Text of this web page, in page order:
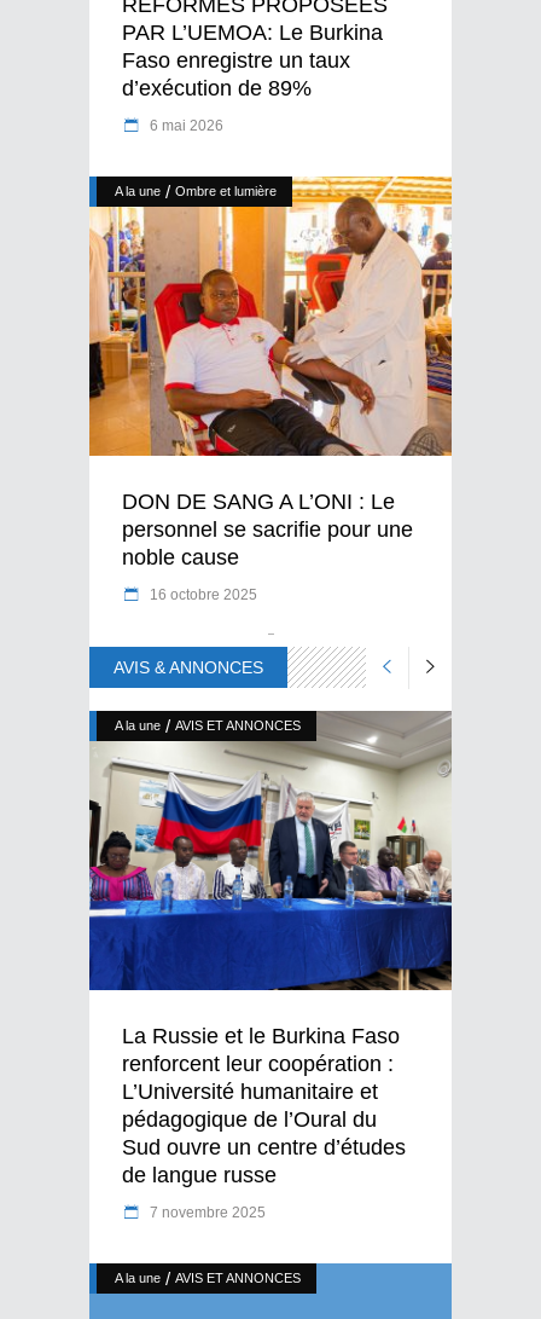
REFORMES PROPOSEES
PAR L’UEMOA: Le Burkina
Faso enregistre un taux
d’exécution de 89%
6 mai 2026
A la une / Ombre et lumière
DON DE SANG A L’ONI : Le
personnel se sacrifie pour une
noble cause
16 octobre 2025
AVIS & ANNONCES
A la une / AVIS ET ANNONCES
La Russie et le Burkina Faso
renforcent leur coopération :
L’Université humanitaire et
pédagogique de l’Oural du
Sud ouvre un centre d’études
de langue russe
7 novembre 2025
A la une / AVIS ET ANNONCES